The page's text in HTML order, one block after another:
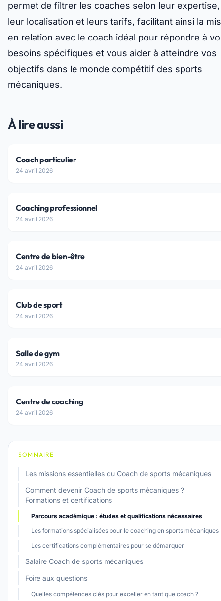
permet de filtrer les coaches selon leur expertise,
leur localisation et leurs tarifs, facilitant ainsi la
en relation avec le coach idéal pour répondre à
besoins spécifiques et vous aider à atteindre vos
objectifs dans le monde compétitif des sports
mécaniques.
À lire aussi
Coach particulier
24 avril 2026
Coaching professionnel
24 avril 2026
Centre de bien-être
24 avril 2026
Club de sport
24 avril 2026
Salle de gym
24 avril 2026
Centre de coaching
24 avril 2026
SOMMAIRE
Les missions essentielles du Coach de sports mécaniques
Comment devenir Coach de sports mécaniques ?
Formations et certifications
Parcours académique : études et qualifications nécessaires
Les formations spécialisées pour le coaching en sports mécaniques
Les certifications complémentaires pour se démarquer
Salaire Coach de sports mécaniques
Foire aux questions
Quelles compétences clés pour exceller en tant que coach ?